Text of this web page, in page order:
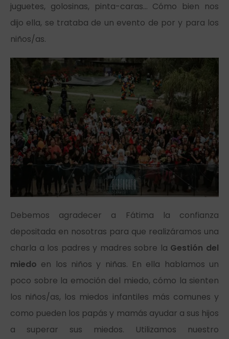
juguetes, golosinas, pinta-caras… Cómo bien nos
dijo ella, se trataba de un evento de por y para los
niños/as.
Debemos agradecer a Fátima la confianza
depositada en nosotras para que realizáramos una
charla a los padres y madres sobre la Gestión del
miedo en los niños y niñas. En ella hablamos un
poco sobre la emoción del miedo, cómo la sienten
los niños/as, los miedos infantiles más comunes y
como pueden los papás y mamás ayudar a sus hijos
a superar sus miedos. Utilizamos nuestro